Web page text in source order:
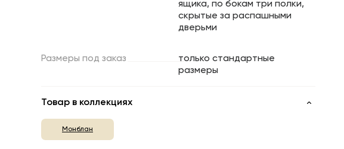
ящика, по бокам три полки,
скрытые за распашными
дверьми
Размеры под заказ
только стандартные
размеры
Товар в коллекциях
Монблан